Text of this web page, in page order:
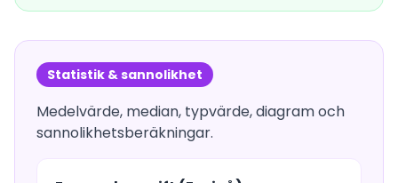
Statistik & sannolikhet
Medelvärde, median, typvärde, diagram och
sannolikhetsberäkningar.